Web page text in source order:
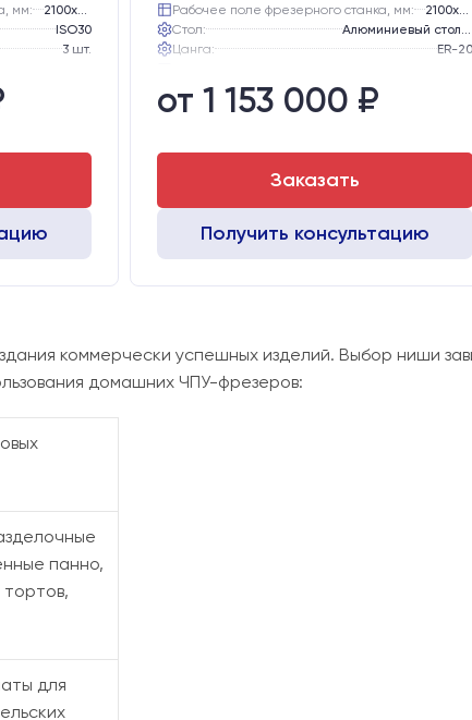
мм:
ISO30
3 шт.
Рабочее поле фрезерного станка, мм:
Стол:
Цанга:
ER-20
Вид охлаждения:
Двигатели:
от 1 153 000 ₽
Заказать
Получить консультацию
коммерчески успешных изделий. Выбор ниши
домашних ЧПУ-фрезеров:
панно,
для